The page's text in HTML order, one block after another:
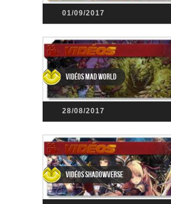
01/09/2017
Vidéos Mad World
28/08/2017
Vidéos Shadowverse